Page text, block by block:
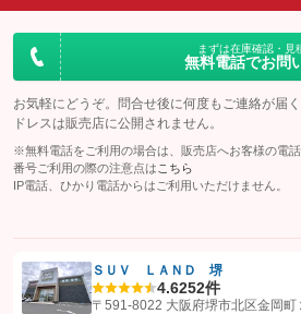
まずは在庫確認・見
無料電話でお問
お気軽にどうぞ。問合せ後に何度もご連絡が届
ドレスは販売店に公開されません。
※無料電話をご利用の場合は、販売店へお客様の電
番号ご利用の際の注意点は こちら
IP電話、ひかり電話からはご利用いただけません。
【STEP1】認証画面でグーネットを友だち追加
ＳＵＶ ＬＡＮＤ 堺
4.6252件
〒591-8022 大阪府堺市北区金岡町